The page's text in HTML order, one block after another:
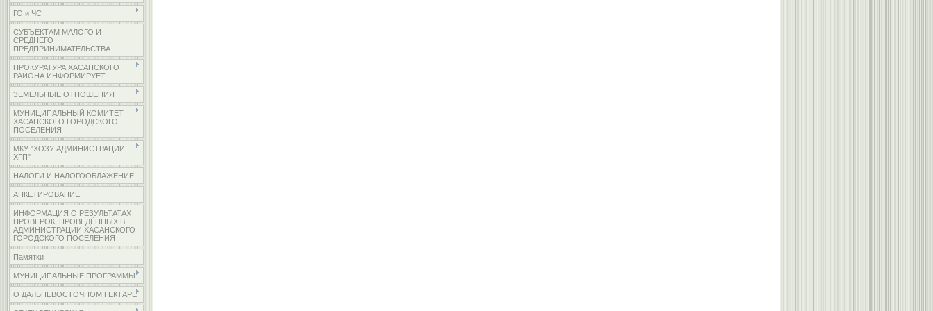
ГО и ЧС
СУБЪЕКТАМ МАЛОГО И
СРЕДНЕГО
ПРЕДПРИНИМАТЕЛЬСТВА
ПРОКУРАТУРА ХАСАНСКОГО
РАЙОНА ИНФОРМИРУЕТ
ЗЕМЕЛЬНЫЕ ОТНОШЕНИЯ
МУНИЦИПАЛЬНЫЙ КОМИТЕТ
ХАСАНСКОГО ГОРОДСКОГО
ПОСЕЛЕНИЯ
МКУ "ХОЗУ АДМИНИСТРАЦИИ
ХГП"
НАЛОГИ И НАЛОГООБЛАЖЕНИЕ
АНКЕТИРОВАНИЕ
ИНФОРМАЦИЯ О РЕЗУЛЬТАТАХ
ПРОВЕРОК, ПРОВЕДЁННЫХ В
АДМИНИСТРАЦИИ ХАСАНСКОГО
ГОРОДСКОГО ПОСЕЛЕНИЯ
Памятки
МУНИЦИПАЛЬНЫЕ ПРОГРАММЫ
О ДАЛЬНЕВОСТОЧНОМ ГЕКТАРЕ